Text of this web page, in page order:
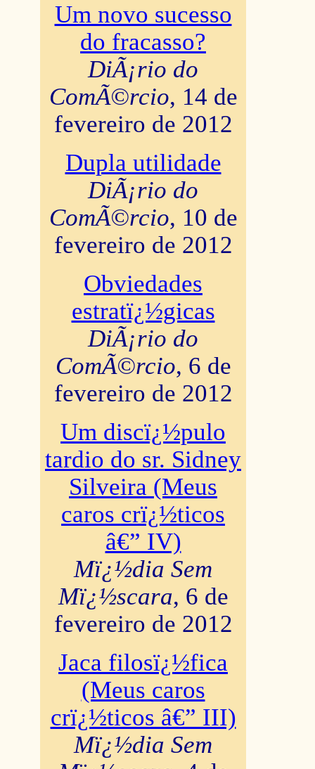
Um novo sucesso
do fracasso?
DiÃ¡rio do
ComÃ©rcio, 14 de
fevereiro de 2012
Dupla utilidade
DiÃ¡rio do
ComÃ©rcio, 10 de
fevereiro de 2012
Obviedades
estratï¿½gicas
DiÃ¡rio do
ComÃ©rcio, 6 de
fevereiro de 2012
Um discï¿½pulo
tardio do sr. Sidney
Silveira (Meus
caros crï¿½ticos
â€” IV)
Mï¿½dia Sem
Mï¿½scara, 6 de
fevereiro de 2012
Jaca filosï¿½fica
(Meus caros
crï¿½ticos â€” III)
Mï¿½dia Sem